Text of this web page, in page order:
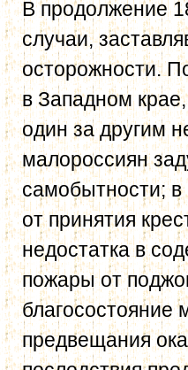
В продолжение
случаи,
осторожности.
в Западном
один за другим
малороссиян
самобытности; в
от принятия
недостатка в
пожары от
благосостояние
предвещания